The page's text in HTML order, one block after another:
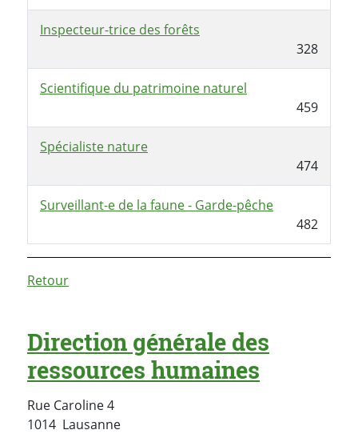
Inspecteur-trice des forêts
328
Scientifique du patrimoine naturel
459
Spécialiste nature
474
Surveillant-e de la faune - Garde-pêche
482
Retour
Direction générale des
ressources humaines
Rue Caroline 4
1014 LausanneSuisse